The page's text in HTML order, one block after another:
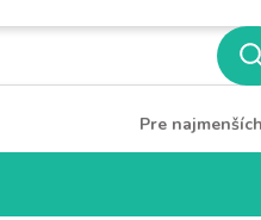
Pre najmenších